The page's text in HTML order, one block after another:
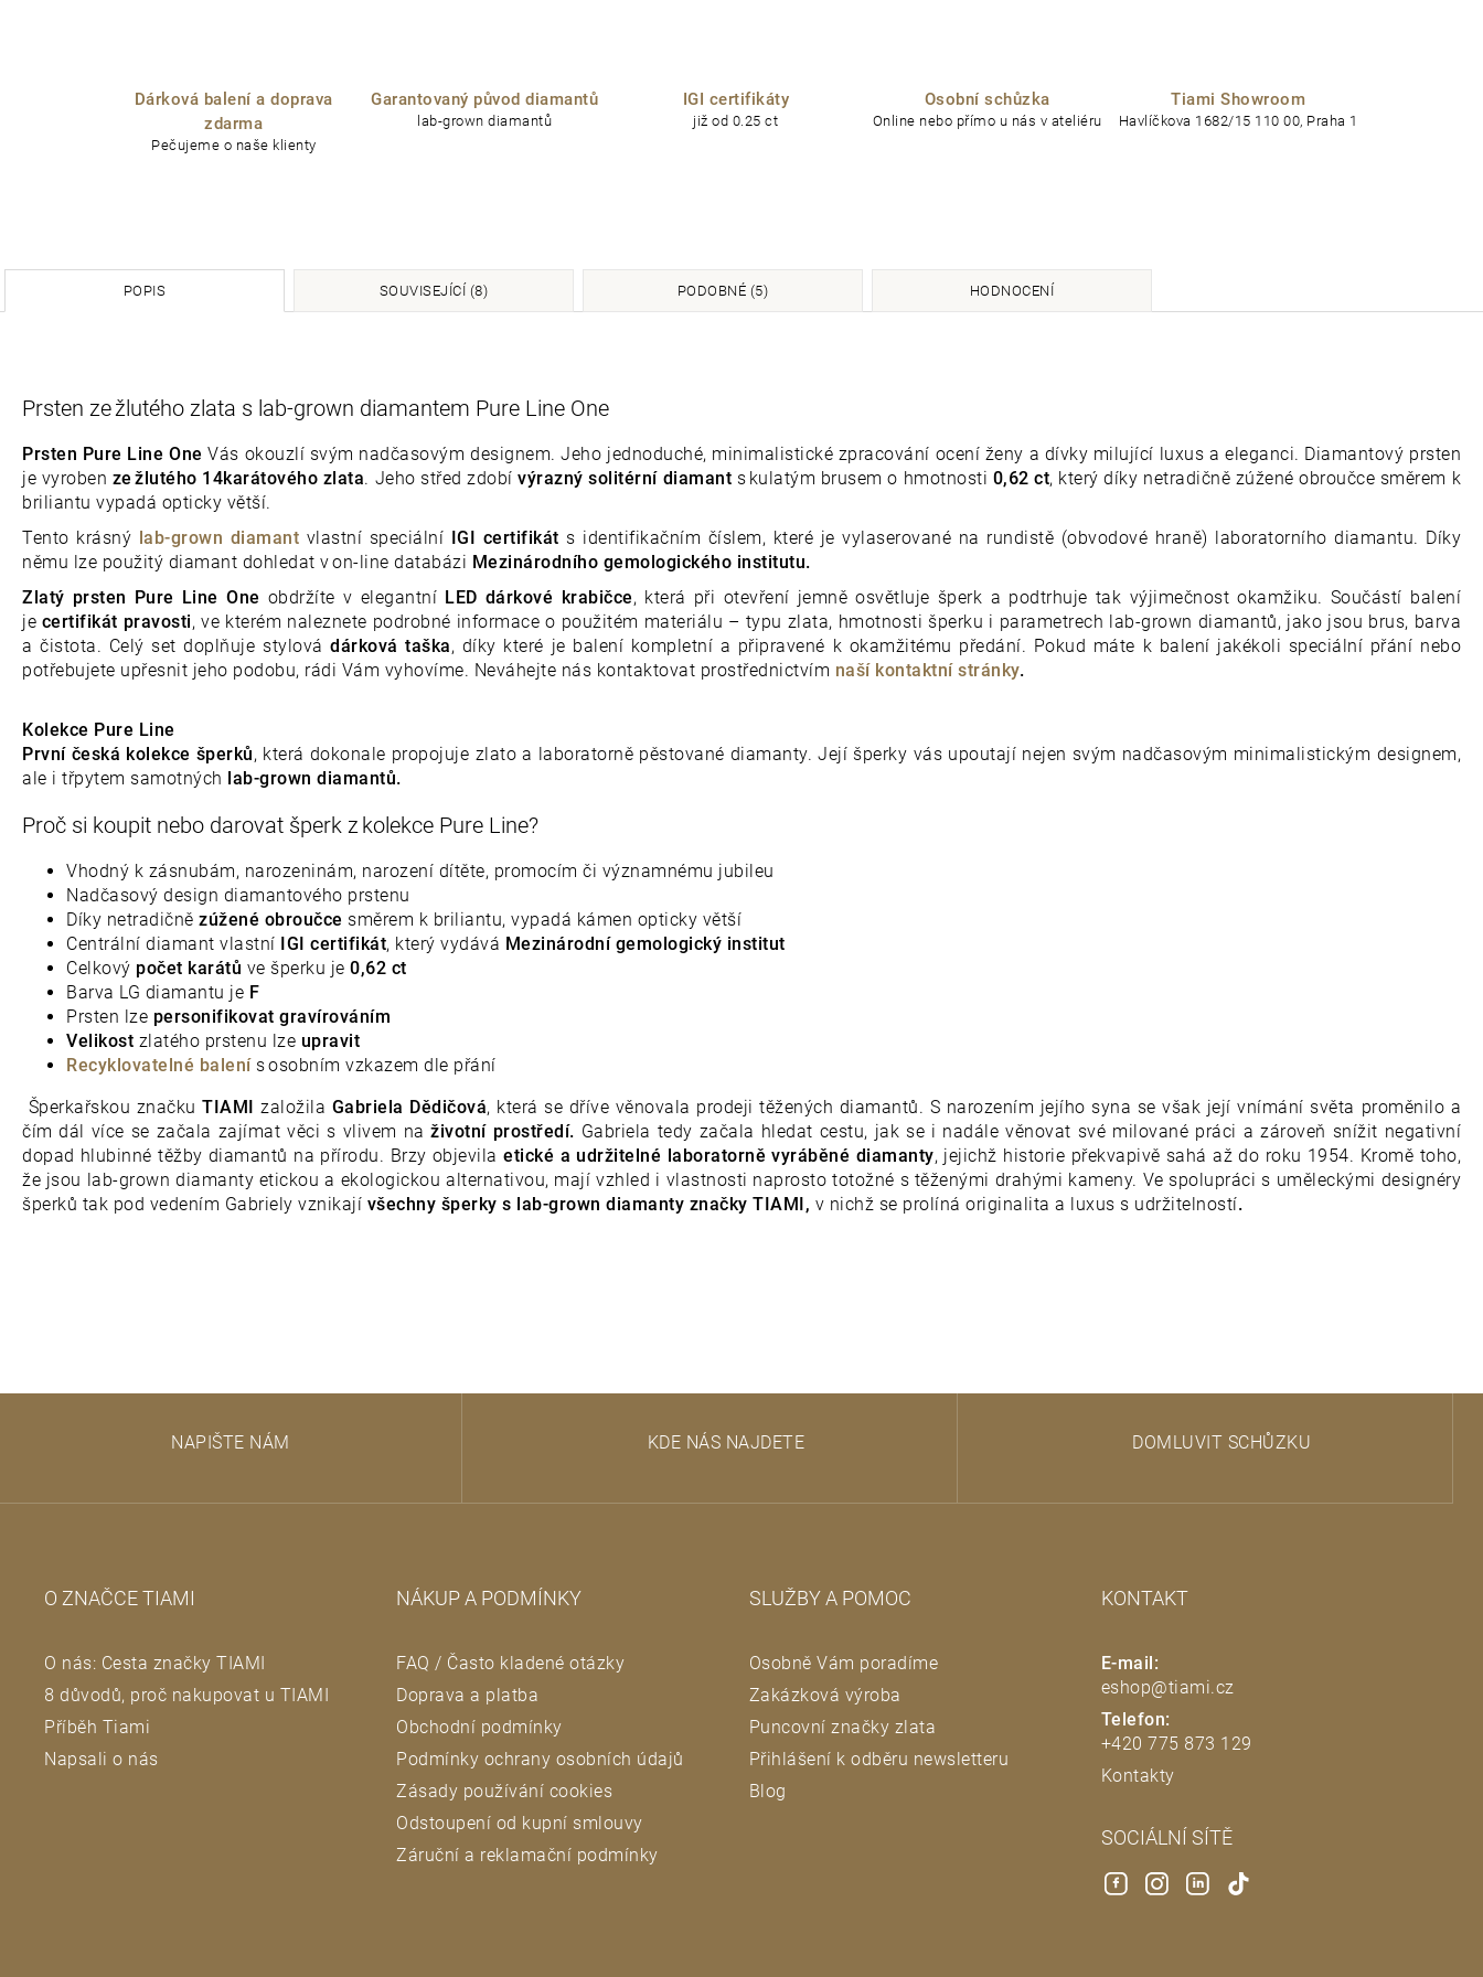
Dárková balení a doprava
zdarma
Pečujeme o naše klienty
Garantovaný původ diamantů
lab-grown diamantů
IGI certifikáty
již od 0.25 ct
Osobní schůzka
Online nebo přímo u nás v ateliéru
Tiami Showroom
Havlíčkova 1682/15 110 00, Praha 1
POPIS SOUVISEJÍCÍ (8) PODOBNÉ (5) HODNOCENÍ
Prsten ze žlutého zlata s lab-grown diamantem Pure Line One
Prsten Pure Line One Vás okouzlí svým nadčasovým designem. Jeho jednoduché, minimalistické zpracování ocení ženy a dívky milující luxus a eleganci. Diamantový prsten
je vyroben ze žlutého 14karátového zlata. Jeho střed zdobívýrazný solitérní diamant s kulatým brusem o hmotnosti 0,62 ct, který díky netradičně zúžené obroučce směrem k
briliantu vypadá opticky větší.
Tento krásný lab-grown diamant vlastní speciální IGI certifikát s identifikačním číslem, které je vylaserované na rundistě (obvodové hraně) laboratorního diamantu. Díky
němu lze použitý diamant dohledat v on-line databázi Mezinárodního gemologického institutu.
Zlatý prsten Pure Line One obdržíte v elegantní LED dárkové krabičce, která při otevření jemně osvětluje šperk a podtrhuje tak výjimečnost okamžiku. Součástí balení
je certifikát pravosti, ve kterém naleznete podrobné informace o použitém materiálu – typu zlata, hmotnosti šperku i parametrech lab-grown diamantů, jako jsou brus, barva
a čistota. Celý set doplňuje stylová dárková taška, díky které je balení kompletní a připravené k okamžitému předání. Pokud máte k balení jakékoli speciální přání nebo
potřebujete upřesnit jeho podobu, rádi Vám vyhovíme. Neváhejte nás kontaktovat prostřednictvím naší kontaktní stránky.
Kolekce Pure Line
První česká kolekce šperků, která dokonale propojuje zlato a laboratorně pěstované diamanty. Její šperky vás upoutají nejen svým nadčasovým minimalistickým designem,
ale i třpytem samotných lab-grown diamantů.
Proč si koupit nebo darovat šperk z kolekce Pure Line?
Vhodný k zásnubám, narozeninám, narození dítěte, promocím či významnému jubileu
Nadčasový design diamantového prstenu
Díky netradičně zúžené obroučce směrem k briliantu, vypadá kámen opticky větší
Centrální diamant vlastní IGI certifikát, který vydává Mezinárodní gemologický institut
Celkový počet karátů ve šperku je 0,62 ct
Barva LG diamantu je F
Prsten lze personifikovat gravírováním
Velikost zlatého prstenu lze upravit
Recyklovatelné balenís osobním vzkazem dle přání
Šperkařskou značkuTIAMI založila Gabriela Dědičová, která se dříve věnovala prodeji těžených diamantů. S narozením jejího syna se však její vnímání světa proměnilo a
čím dál více se začala zajímat věci s vlivem naživotní prostředí. Gabriela tedy začala hledat cestu, jak se i nadále věnovat své milované práci a zároveň snížit negativní
dopad hlubinné těžby diamantů na přírodu. Brzy objevilaetické a udržitelné laboratorně vyráběné diamanty, jejichž historie překvapivě sahá až do roku 1954. Kromě toho,
že jsou lab-grown diamanty etickou a ekologickou alternativou, mají vzhled i vlastnosti naprosto totožné s těženými drahými kameny. Ve spolupráci s uměleckými designéry
šperků tak pod vedením Gabriely vznikají všechny šperky s lab-grown diamanty značky TIAMI, v nichž se prolíná originalita a luxus s udržitelností.
NAPIŠTE NÁM KDE NÁS NAJDETE DOMLUVIT SCHŮZKU
O ZNAČCE TIAMI
O nás: Cesta značky TIAMI
8 důvodů, proč nakupovat u TIAMI
Příběh Tiami
Napsali o nás
NÁKUP A PODMÍNKY
FAQ / Často kladené otázky
Doprava a platba
Obchodní podmínky
Podmínky ochrany osobních údajů
Zásady používání cookies
Odstoupení od kupní smlouvy
Záruční a reklamační podmínky
SLUŽBY A POMOC
Osobně Vám poradíme
Zakázková výroba
Puncovní značky zlata
Přihlášení k odběru newsletteru
Blog
KONTAKT
E-mail:
eshop@tiami.cz
Telefon:
+420 775 873 129
Kontakty
SOCIÁLNÍ SÍTĚ